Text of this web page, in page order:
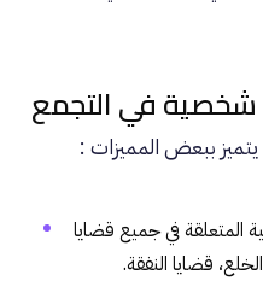
في التجمع
ببعض المميزات :
المتعلقة في جميع قضايا
قضايا النفقة.